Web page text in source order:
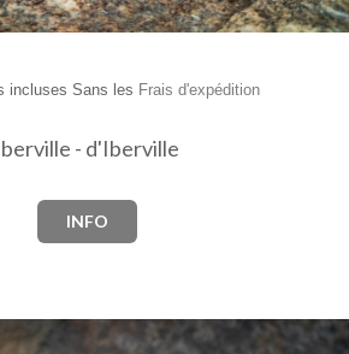
incluses Sans les Frais d'expédition
- d'Iberville
INFO